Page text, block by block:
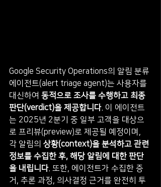
Google Security Operations의 알림 분류
에이전트(alert triage agent)는 사용자를
대신하여 동적으로 조사를 수행하고 최종
판단(verdict)을 제공합니다. 이 에이전트
는 2025년 2분기 중 일부 고객을 대상으
로 프리뷰(preview)로 제공될 예정이며,
각 알림의 상황(context)을 분석하고 관련
정보를 수집한 후, 해당 알림에 대한 판단
을 내립니다. 또한, 에이전트가 수집한 증
거, 추론 과정, 의사결정 근거를 완전히 투